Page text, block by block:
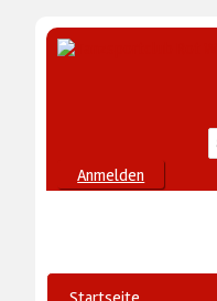
Anmelden